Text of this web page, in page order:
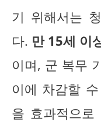
기 위해서는
다. 만 15세 이
이며, 군 복무
이에 차감할
을 효과적으